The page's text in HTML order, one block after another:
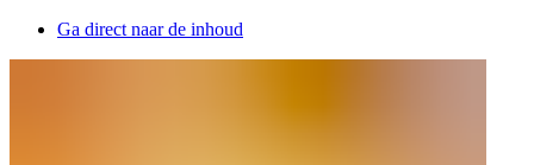
Ga direct naar de inhoud